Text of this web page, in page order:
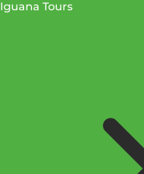
Iguana Tours